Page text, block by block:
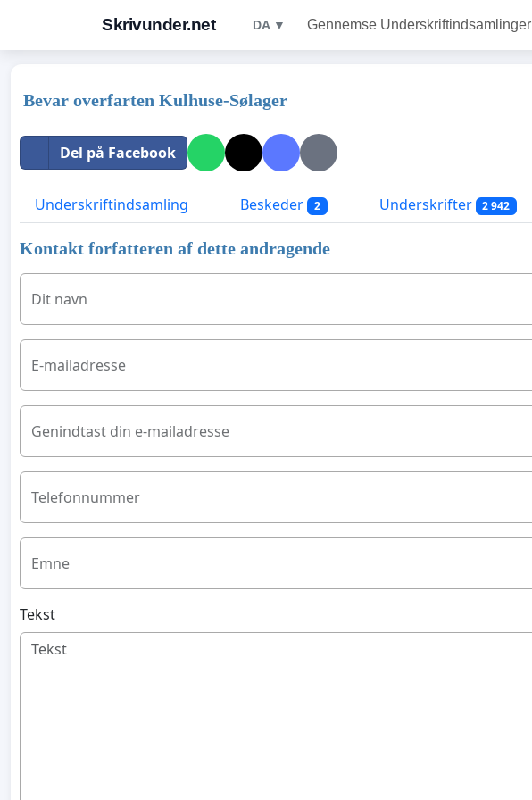
Skrivunder.net DA ▼ Gennemse Underskriftindsamlinger
Bevar overfarten Kulhuse-Sølager
Del på Facebook
Underskriftindsamling Beskeder 2 Underskrifter 2 942
Kontakt forfatteren af dette andragende
Dit navn
E-mailadresse
Genindtast din e-mailadresse
Telefonnummer
Emne
Tekst